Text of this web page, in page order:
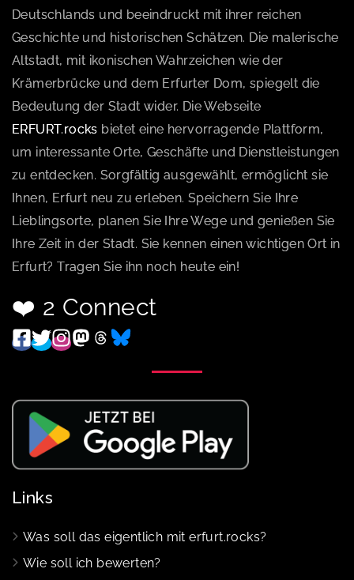
Deutschlands und beeindruckt mit ihrer reichen
Geschichte und historischen Schätzen. Die malerische
Altstadt, mit ikonischen Wahrzeichen wie der
Krämerbrücke und dem Erfurter Dom, spiegelt die
Bedeutung der Stadt wider. Die Webseite
ERFURT.rocks bietet eine hervorragende Plattform,
um interessante Orte, Geschäfte und Dienstleistungen
zu entdecken. Sorgfältig ausgewählt, ermöglicht sie
Ihnen, Erfurt neu zu erleben. Speichern Sie Ihre
Lieblingsorte, planen Sie Ihre Wege und genießen Sie
Ihre Zeit in der Stadt. Sie kennen einen wichtigen Ort in
Erfurt? Tragen Sie ihn noch heute ein!
❤️ 2 Connect
Links
Was soll das eigentlich mit erfurt.rocks?
Wie soll ich bewerten?